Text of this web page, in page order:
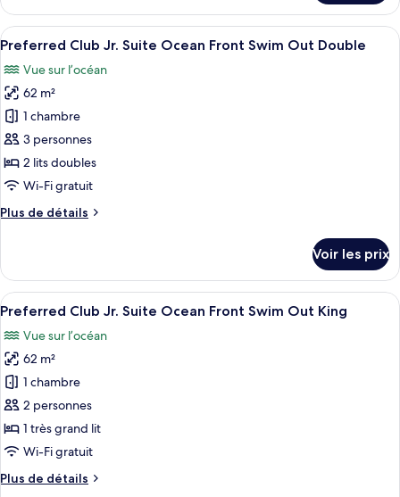
View
King
le
type
de
Junior
Suite
Tropical
View
King
Afficher
toutes
les
photos
pour
ce
type
de
chambre :
Preferred
Suite
Ocean
Front
Swim
Out
Double
Une chambre d’hôtel avec un
3
Preferred Club Jr. Suite Ocean Front Swim Out Double
Vue sur l’océan
62 m²
1 chambre
3 personnes
2 lits doubles
Wi-Fi gratuit
Plus de détails
Plus
le
type
de
Preferred
Club
Jr.
Suite
Ocean
Front
Swim
Out
Voir les prix
Afficher
toutes
les
photos
pour
ce
type
de
chambre :
Preferred
Une chambre d’hôtel moderne
2
Preferred Club Jr. Suite Ocean Front Swim Out King
Vue sur l’océan
62 m²
1 chambre
2 personnes
1 très grand lit
Wi-Fi gratuit
Plus de détails
Plus